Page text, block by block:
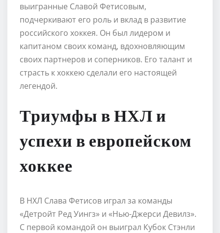
выигранные Славой Фетисовым,
подчеркивают его роль и вклад в развитие
российского хоккея. Он был лидером и
капитаном своих команд, вдохновляющим
своих партнеров и соперников. Его талант и
страсть к хоккею сделали его настоящей
легендой.
Триумфы в НХЛ и
успехи в европейском
хоккее
В НХЛ Слава Фетисов играл за команды
«Детройт Ред Уингз» и «Нью-Джерси Девилз».
С первой командой он выиграл Кубок Стэнли